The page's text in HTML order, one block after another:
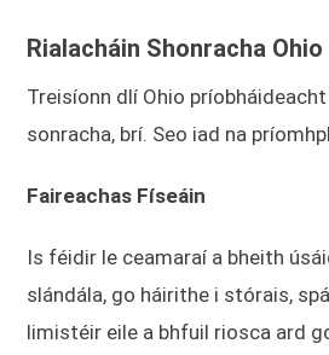
Rialacháin Shonracha Ohio
Treisíonn dlí Ohio
sonracha, brí. Seo iad na
Faireachas Físeáin
Is féidir le ceamaraí a bheith
slándála, go háirithe i stórais,
limistéir eile a bhfuil riosca ard